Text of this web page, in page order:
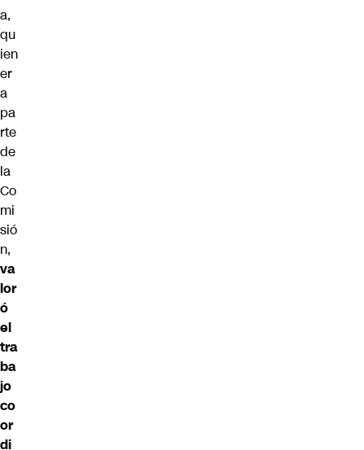
a,
qu
ien
er
a
pa
rte
de
la
Co
mi
sió
n,
va
lor
ó
el
tra
ba
jo
co
or
di